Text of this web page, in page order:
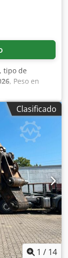
, tipo de
, Peso en
en contacto
para obtener
Clasificado
1 / 14